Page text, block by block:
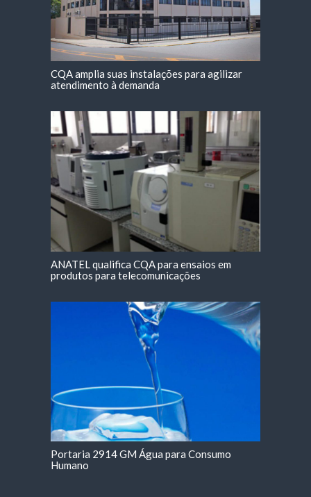
CQA amplia suas instalações para agilizar
atendimento à demanda
ANATEL qualifica CQA para ensaios em
produtos para telecomunicações
Portaria 2914 GM Água para Consumo
Humano